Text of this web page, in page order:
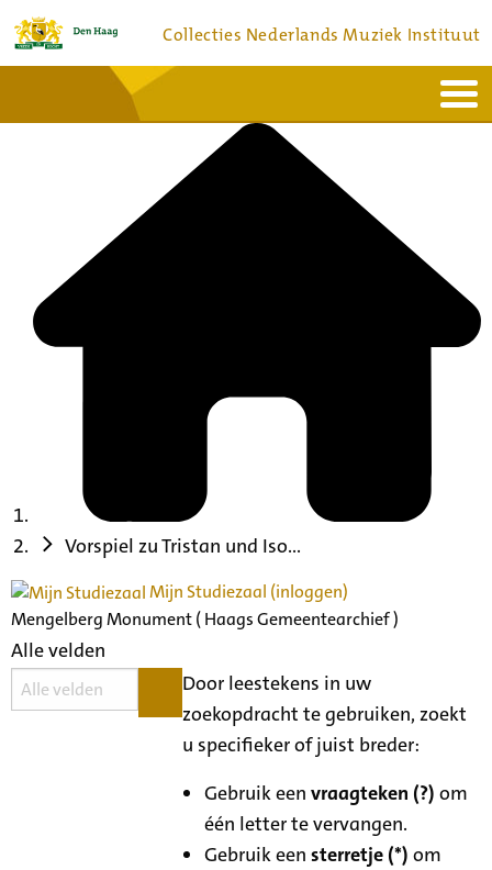
Collecties Nederlands Muziek Instituut
Bronnen en collecties
Vorspiel zu Tristan und Iso...
Mijn Studiezaal (inloggen)
Mengelberg Monument ( Haags Gemeentearchief )
Alle velden
Door leestekens in uw
zoekopdracht te gebruiken, zoekt
u specifieker of juist breder:
Gebruik eenvraagteken (?) om
één letter te vervangen.
Gebruik eensterretje (*) om